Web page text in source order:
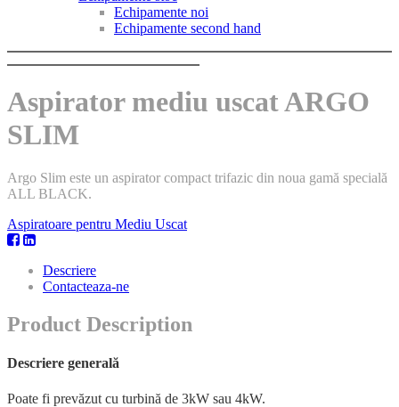
Echipamente noi
Echipamente second hand
Aspirator mediu uscat ARGO
SLIM
Argo Slim este un aspirator compact trifazic din noua gamă specială
ALL BLACK.
Aspiratoare pentru Mediu Uscat
Descriere
Contacteaza-ne
Product Description
Descriere generală
Poate fi prevăzut cu turbină de 3kW sau 4kW.